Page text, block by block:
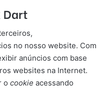
Dart
no nosso website. Com
anúncios com base
websites na Internet.
o cookie acessando